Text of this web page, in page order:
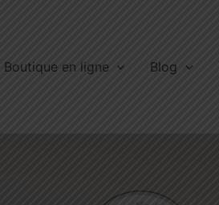
Boutique en ligne Blog